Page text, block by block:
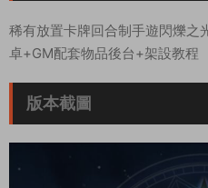
稀有放置卡牌回合制手遊閃爍
卓+GM配套物品後台+架設教程
版本截圖